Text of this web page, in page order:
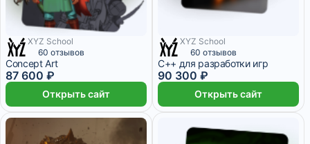
5 месяцев
XYZ School
60 отзывов
Concept Art
87 600 ₽
Открыть сайт
6 месяцев
XYZ School
60 отзывов
C++ для разработки игр
90 300 ₽
Открыть сайт